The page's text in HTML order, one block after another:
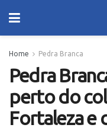
Home Pedra Branca
Pedra
perto do
Fortaleza e